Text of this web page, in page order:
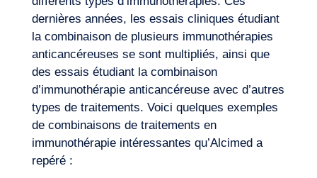
dernières années, les essais cliniques étudiant
la combinaison de plusieurs immunothérapies
anticancéreuses se sont multipliés, ainsi que
des essais étudiant la combinaison
d’immunothérapie anticancéreuse avec d’autres
types de traitements. Voici quelques exemples
de combinaisons de traitements en
immunothérapie intéressantes qu’Alcimed a
repéré :